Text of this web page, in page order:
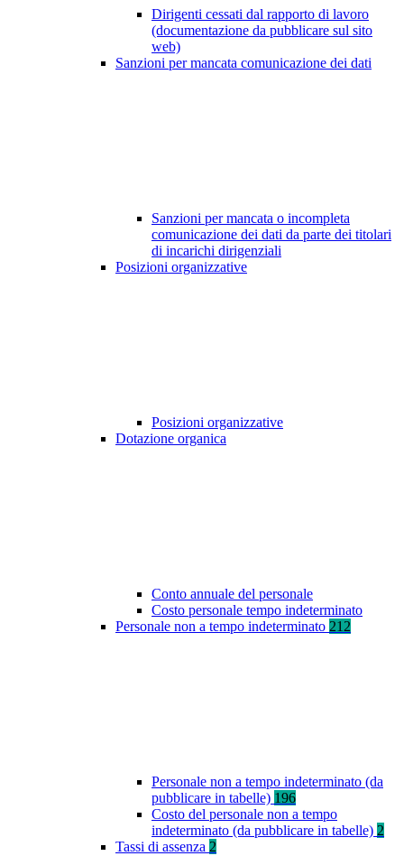
Dirigenti cessati dal rapporto di lavoro
(documentazione da pubblicare sul sito
web)
Sanzioni per mancata comunicazione dei dati
Sanzioni per mancata o incompleta
comunicazione dei dati da parte dei titolari
di incarichi dirigenziali
Posizioni organizzative
Posizioni organizzative
Dotazione organica
Conto annuale del personale
Costo personale tempo indeterminato
Personale non a tempo indeterminato 212
Personale non a tempo indeterminato (da
pubblicare in tabelle) 196
Costo del personale non a tempo
indeterminato (da pubblicare in tabelle) 2
Tassi di assenza 2